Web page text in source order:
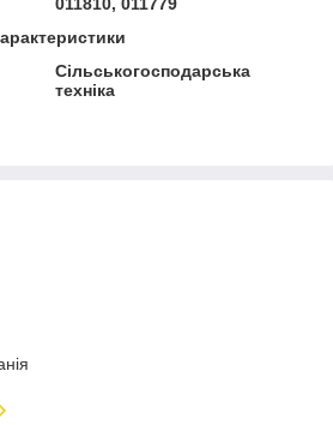
Сільськогосподарська
техніка